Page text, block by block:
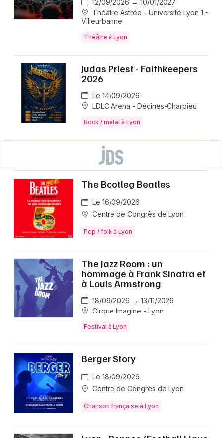
12/09/2026 → 10/01/2027
Théâtre Astrée - Université Lyon 1 -
Villeurbanne
Théâtre à Lyon
Judas Priest - Faithkeepers
2026
Le 14/09/2026
LDLC Arena - Décines-Charpieu
Rock / metal à Lyon
The Bootleg Beatles
Le 16/09/2026
Centre de Congrès de Lyon
Pop / folk à Lyon
The Jazz Room : un
hommage à Frank Sinatra et
à Louis Armstrong
18/09/2026 → 13/11/2026
Cirque Imagine - Lyon
Festival à Lyon
Berger Story
Le 18/09/2026
Centre de Congrès de Lyon
Chanson française à Lyon